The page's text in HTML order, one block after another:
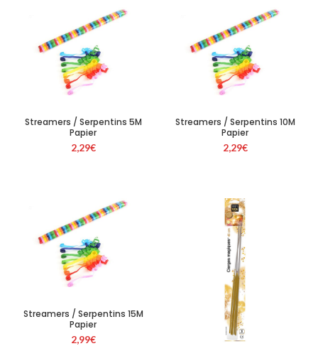
Streamers / Serpentins 5M
Papier
2,29€
Streamers / Serpentins 10M
Papier
2,29€
Streamers / Serpentins 15M
Papier
2,99€